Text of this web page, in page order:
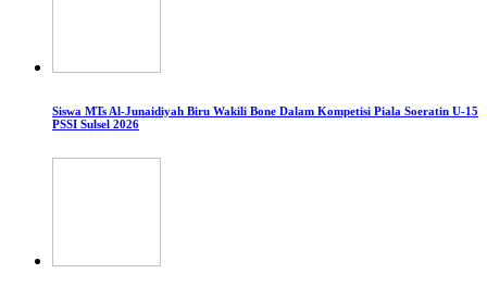
Siswa MTs Al-Junaidiyah Biru Wakili Bone Dalam Kompetisi Piala Soeratin U-15
PSSI Sulsel 2026